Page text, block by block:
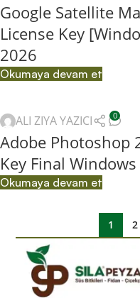
Google Satellite
License Key
2026
Okumaya devam et
ALI ZIYA YAZICI 0
Adobe Photoshop
Key Final
Okumaya devam et
1 2